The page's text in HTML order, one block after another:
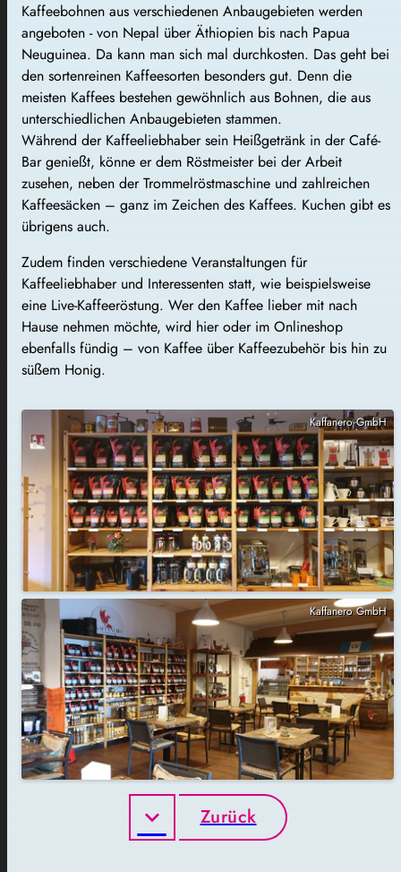
Kaffeebohnen aus verschiedenen Anbaugebieten werden
angeboten - von Nepal über Äthiopien bis nach Papua
Neuguinea. Da kann man sich mal durchkosten. Das geht bei
den sortenreinen Kaffeesorten besonders gut. Denn die
meisten Kaffees bestehen gewöhnlich aus Bohnen, die aus
unterschiedlichen Anbaugebieten stammen.
Während der Kaffeeliebhaber sein Heißgetränk in der Café-
Bar genießt, könne er dem Röstmeister bei der Arbeit
zusehen, neben der Trommelröstmaschine und zahlreichen
Kaffeesäcken – ganz im Zeichen des Kaffees. Kuchen gibt es
übrigens auch.
Zudem finden verschiedene Veranstaltungen für
Kaffeeliebhaber und Interessenten statt, wie beispielsweise
eine Live-Kaffeeröstung. Wer den Kaffee lieber mit nach
Hause nehmen möchte, wird hier oder im Onlineshop
ebenfalls fündig – von Kaffee über Kaffeezubehör bis hin zu
süßem Honig.
Kaffanero GmbH
Kaffanero GmbH
Zurück